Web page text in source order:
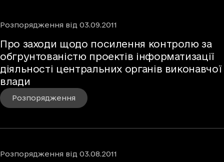
Розпорядження від 03.09.2011
Про заходи щодо посилення контролю за
обгрунтованістю проектів інформатизації
діяльності центральних органів виконавчої
влади
Розпорядження
Розпорядження від 03.08.2011